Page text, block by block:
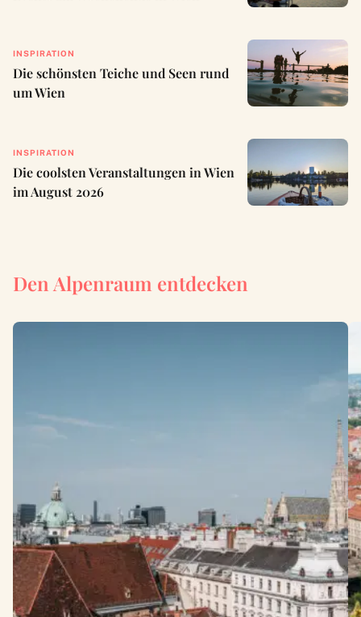
INSPIRATION
Die schönsten Teiche und Seen rund
um Wien
INSPIRATION
Die coolsten Veranstaltungen in Wien
im August 2026
Den Alpenraum entdecken